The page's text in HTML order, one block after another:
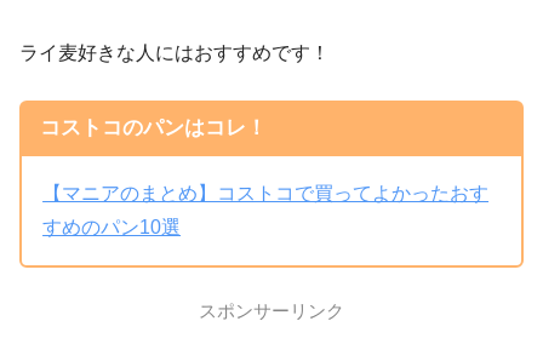
ライ麦好きな人にはおすすめです！
コストコのパンはコレ！
【マニアのまとめ】コストコで買ってよかったおす
すめのパン10選
スポンサーリンク